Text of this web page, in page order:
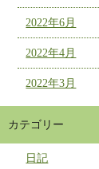
2022年6月
2022年4月
2022年3月
カテゴリー
日記